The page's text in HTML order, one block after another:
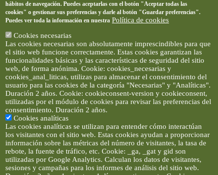
hábitos de navegación. Puedes aceptarlas con el botón "Aceptar todas las
cookies" o gestionar sus preferencias y darle al botón "Guardar preferencias".
Puedes ver toda la información en nuestra Política de cookies
Cookies necesarias
Las cookies necesarias son absolutamente imprescindibles para que
el sitio web funcione correctamente. Estas cookies garantizan las
funcionalidades básicas y las características de seguridad del sitio
web, de forma anónima. Cookie: cookies_necesarias y
cookies_anal_liticas, utilizas para almacenar el consentimiento del
usuario para las cookies de la categoría "Necesarias" y "Analíticas".
Duración 2 años. Cookie: cookieconsent-version y cookieconsent,
utilizadas por el módulo de cookies para revisar las preferencias del
consentimiento. Duración 2 años.
Cookies analíticas
Las cookies analíticas se utilizan para entender cómo interactúan
los visitantes con el sitio web. Estas cookies ayudan a proporcionar
información sobre las métricas del número de visitantes, la tasa de
rebote, la fuente de tráfico, etc. Cookie: _ga, _gat y gid son
utilizadas por Google Analytics. Calculan los datos de visitantes,
sesiones y campañas para los informes de análisis del sitio web.